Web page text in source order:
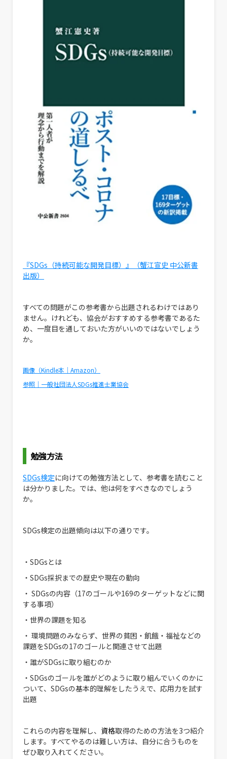
『SDGs（持続可能な開発目標）』（蟹江宣史 中公新書
出版）
すべての問題がこの参考書から出題されるわけではあり
ません。けれども、協会がおすすめする参考書であるた
め、一度目を通しておいた方がいいのではないでしょう
か。
画像（Kindle本｜Amazon）
参照｜一般社団法人SDGs推進士業協会
勉強方法
SDGs検定に向けての勉強方法として、参考書を読むこと
は分かりました。では、他は何をすべきなのでしょう
か。
​​SDGs検定の出題傾向は以下の通りです。
・SDGsとは
・SDGs採択までの歴史や現在の動向
・ SDGsの内容（17のゴールや169のターゲットなどに関
する事項）
・世界の課題を知る
・ 環境問題のみならず、世界の貧困・飢餓・福祉などの
課題をSDGsの17のゴールと関連させて出題
・誰がSDGsに取り組むのか
・SDGsのゴールを誰がどのように取り組んでいくのかに
ついて、SDGsの基本的理解をしたうえで、応用力を試す
出題
これらの内容を理解し、 資格取得のための方法を3つ紹介
します。すべてやるのは難しい方は、自分に合うものを
ぜひ取り入れてください。